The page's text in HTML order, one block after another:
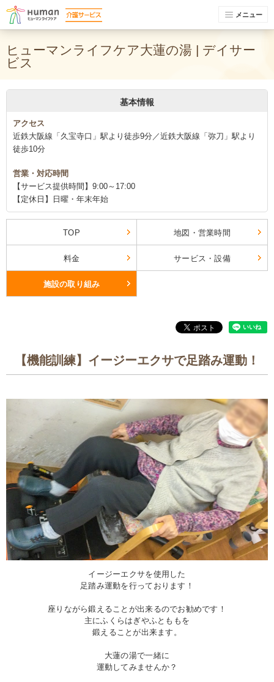
メニュー
ヒューマンライフケア大蓮の湯 | デイサー
ビス
基本情報
アクセス
近鉄大阪線「久宝寺口」駅より徒歩9分／近鉄大阪線「弥刀」駅より
徒歩10分
営業・対応時間
【サービス提供時間】9:00～17:00
【定休日】日曜・年末年始
TOP 地図・営業時間
料金 サービス・設備
施設の取り組み
【機能訓練】イージーエクサで足踏み運動！
イージーエクサを使用した
足踏み運動を行っております！
座りながら鍛えることが出来るのでお勧めです！
主にふくらはぎやふとももを
鍛えることが出来ます。
大蓮の湯で一緒に
運動してみませんか？